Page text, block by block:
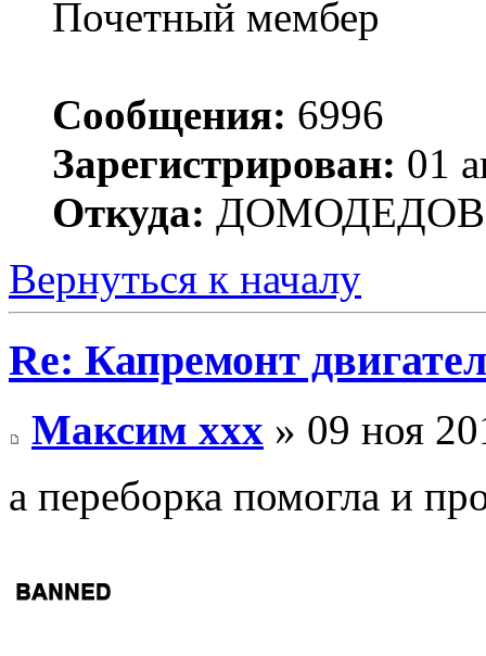
Почетный мембер
Сообщения: 6996
Зарегистрирован: 01
Откуда:
Вернуться к началу
Re: Капремонт
Максим xxx » 09 ноя
а переборка помогла и